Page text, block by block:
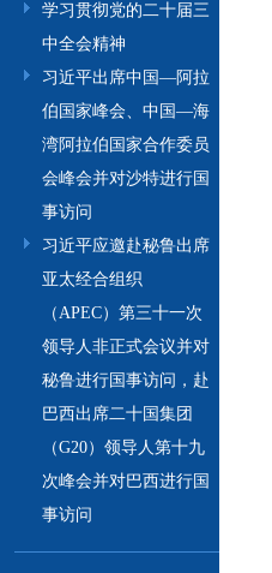
学习贯彻党的二十届三
中全会精神
习近平出席中国—阿拉
伯国家峰会、中国—海
湾阿拉伯国家合作委员
会峰会并对沙特进行国
事访问
习近平应邀赴秘鲁出席
亚太经合组织
（APEC）第三十一次
领导人非正式会议并对
秘鲁进行国事访问，赴
巴西出席二十国集团
（G20）领导人第十九
次峰会并对巴西进行国
事访问